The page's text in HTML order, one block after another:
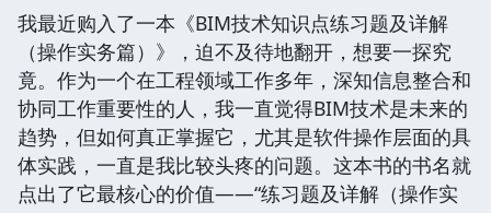
我最近购入了一本《BIM技术知识点练习题及详解
（操作实务篇）》，迫不及待地翻开，想要一探究
竟。作为一个在工程领域工作多年，深知信息整合和
协同工作重要性的人，我一直觉得BIM技术是未来的
趋势，但如何真正掌握它，尤其是软件操作层面的具
体实践，一直是我比较头疼的问题。这本书的书名就
点出了它最核心的价值——“练习题及详解（操作实